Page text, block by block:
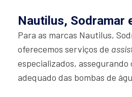
Nautilus, Sodramar
Para as marcas Nautilus,
oferecemos serviços de
especializados,
adequado das bombas de